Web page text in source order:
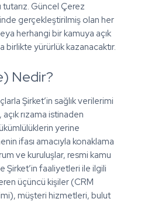
tutarız. Güncel Çerez
gerçekleştirilmiş olan her
herhangi bir kamuya açık
birlikte yürürlük kazanacaktır.
Nedir?
Şirket’in sağlık verilerimi
rızama istinaden
yerine
ifası amacıyla konaklama
ve kuruluşlar, resmi kamu
Şirket’in faaliyetleri ile ilgili
üçüncü kişiler (CRM
müşteri hizmetleri, bulut